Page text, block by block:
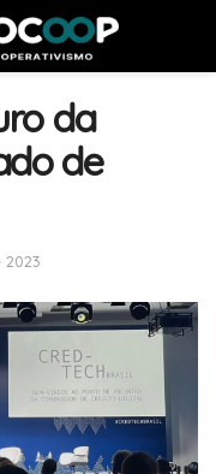
da
de
2023